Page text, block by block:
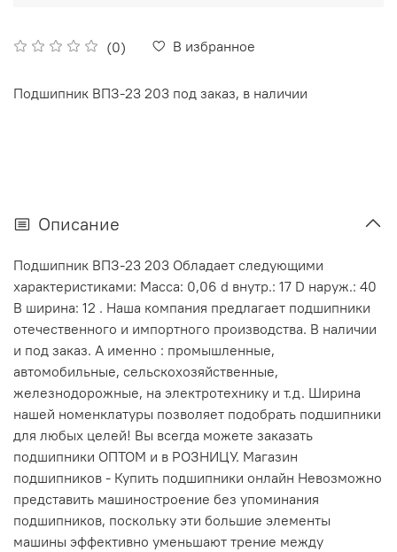
(0) В избранное
Подшипник ВПЗ-23 203 под заказ, в наличии
Описание
Подшипник ВПЗ-23 203 Обладает следующими
характеристиками: Масса: 0,06 d внутр.: 17 D наруж.: 40
В ширина: 12 . Наша компания предлагает подшипники
отечественного и импортного производства. В наличии
и под заказ. А именно : промышленные,
автомобильные, сельскохозяйственные,
железнодорожные, на электротехнику и т.д. Ширина
нашей номенклатуры позволяет подобрать подшипники
для любых целей! Вы всегда можете заказать
подшипники ОПТОМ и в РОЗНИЦУ. Магазин
подшипников - Купить подшипники онлайн Невозможно
представить машиностроение без упоминания
подшипников, поскольку эти большие элементы
машины эффективно уменьшают трение между